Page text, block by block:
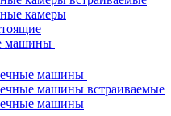
камеры
машины
машины
машины встраиваемые
машины